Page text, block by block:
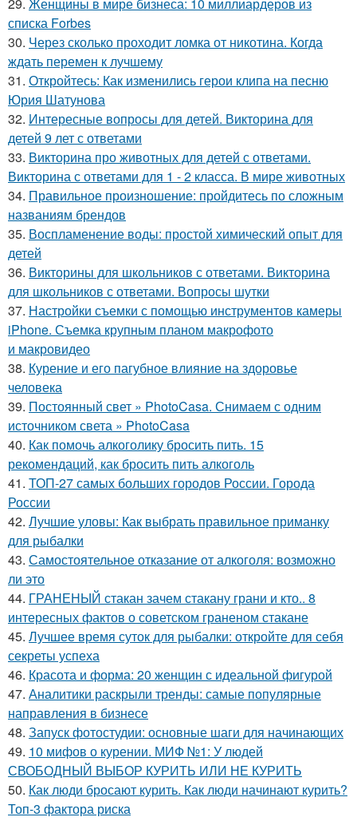
29. Женщины в мире бизнеса: 10 миллиардеров из
списка Forbes
30. Через сколько проходит ломка от никотина. Когда
ждать перемен к лучшему
31. Откройтесь: Как изменились герои клипа на песню
Юрия Шатунова
32. Интересные вопросы для детей. Викторина для
детей 9 лет с ответами
33. Викторина про животных для детей с ответами.
Викторина с ответами для 1 - 2 класса. В мире животных
34. Правильное произношение: пройдитесь по сложным
названиям брендов
35. Воспламенение воды: простой химический опыт для
детей
36. Викторины для школьников с ответами. Викторина
для школьников с ответами. Вопросы шутки
37. Настройки съемки с помощью инструментов камеры
iPhone. Съемка крупным планом макрофото
и макровидео
38. Курение и его пагубное влияние на здоровье
человека
39. Постоянный свет » PhotoCasa. Снимаем с одним
источником света » PhotoCasa
40. Как помочь алкоголику бросить пить. 15
рекомендаций, как бросить пить алкоголь
41. ТОП-27 самых больших городов России. Города
России
42. Лучшие уловы: Как выбрать правильное приманку
для рыбалки
43. Самостоятельное отказание от алкоголя: возможно
ли это
44. ГРАНЕНЫЙ стакан зачем стакану грани и кто.. 8
интересных фактов о советском граненом стакане
45. Лучшее время суток для рыбалки: откройте для себя
секреты успеха
46. Красота и форма: 20 женщин с идеальной фигурой
47. Аналитики раскрыли тренды: самые популярные
направления в бизнесе
48. Запуск фотостудии: основные шаги для начинающих
49. 10 мифов о курении. МИФ №1: У людей
СВОБОДНЫЙ ВЫБОР КУРИТЬ ИЛИ НЕ КУРИТЬ
50. Как люди бросают курить. Как люди начинают курить?
Топ-3 фактора риска